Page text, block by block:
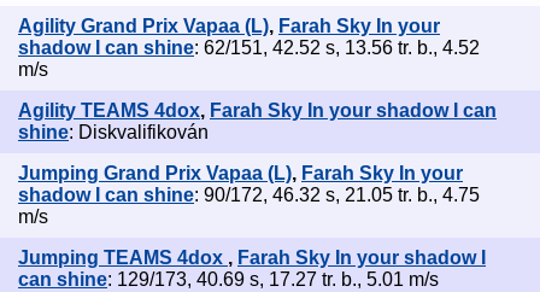
Agility Grand Prix Vapaa (L), Farah Sky In your
shadow I can shine: 62/151, 42.52 s, 13.56 tr. b., 4.52
m/s
Agility TEAMS 4dox, Farah Sky In your shadow I can
shine: Diskvalifikován
Jumping Grand Prix Vapaa (L), Farah Sky In your
shadow I can shine: 90/172, 46.32 s, 21.05 tr. b., 4.75
m/s
Jumping TEAMS 4dox , Farah Sky In your shadow I
can shine: 129/173, 40.69 s, 17.27 tr. b., 5.01 m/s